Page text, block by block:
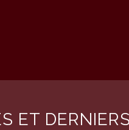
ET